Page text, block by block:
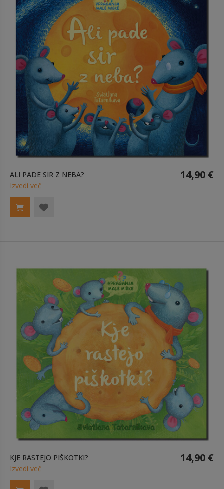
ALI PADE SIR Z NEBA? 14,90 €
Izvedi več
KJE RASTEJO PIŠKOTKI? 14,90 €
Izvedi več